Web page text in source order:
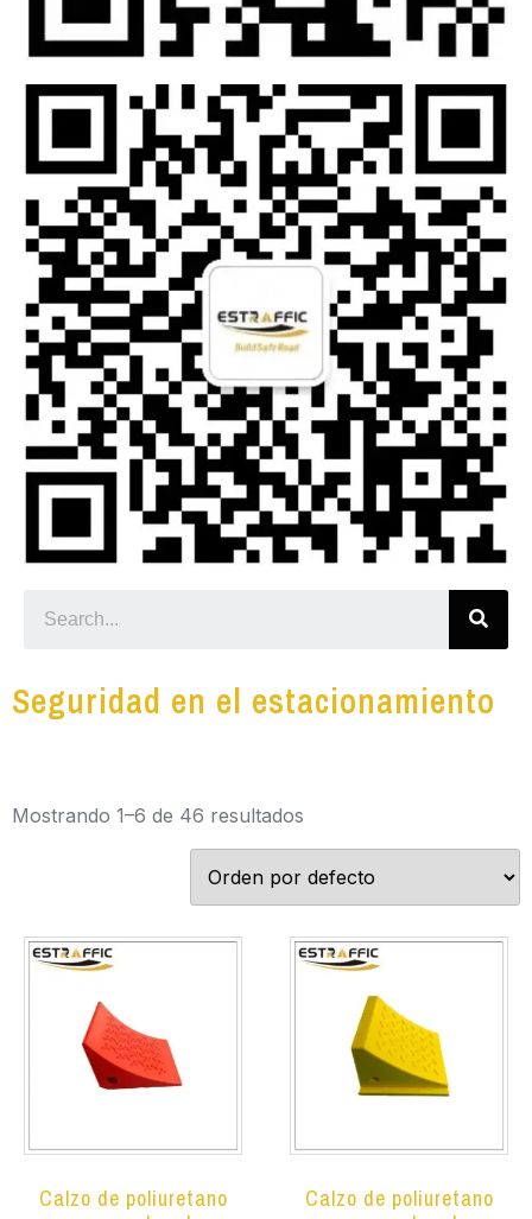
Seguridad en el estacionamiento
Mostrando 1–6 de 46 resultados
Calzo de poliuretano
Calzo de poliuretano